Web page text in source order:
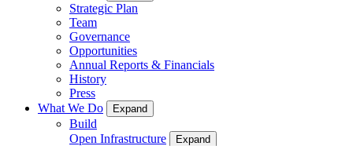
Strategic Plan
Team
Governance
Opportunities
Annual Reports & Financials
History
Press
What We Do
Expand
Build
Open Infrastructure
Expand